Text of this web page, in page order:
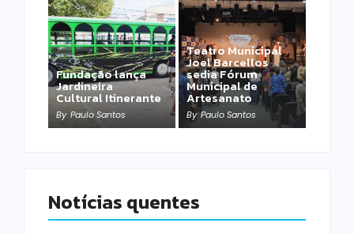
Fundação lança
Jardineira
Cultural Itinerante
By Paulo Santos
Teatro Municipal
Joel Barcellos
sedia Fórum
Municipal de
Artesanato
By Paulo Santos
Notícias quentes